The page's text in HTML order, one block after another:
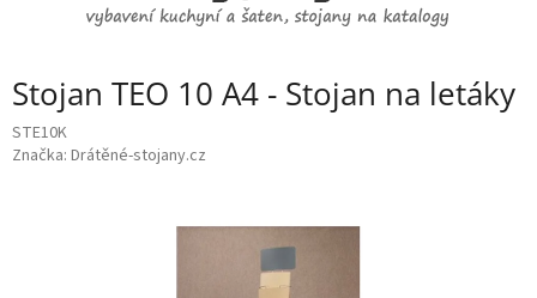
Stojan TEO 10 A4 - Stojan na letáky
STE10K
Značka: Drátěné-stojany.cz